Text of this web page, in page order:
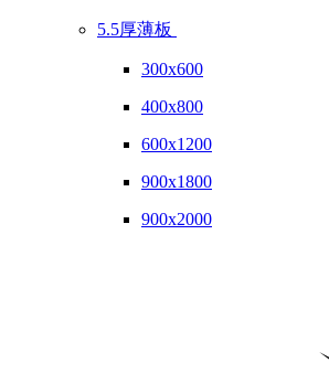
5.5厚薄板
300x600
400x800
600x1200
900x1800
900x2000